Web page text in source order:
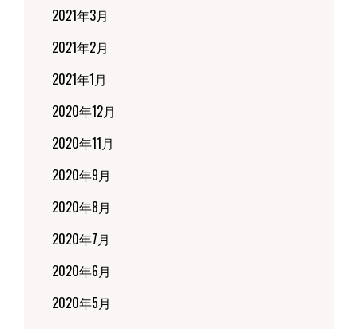
2021年3月
2021年2月
2021年1月
2020年12月
2020年11月
2020年9月
2020年8月
2020年7月
2020年6月
2020年5月